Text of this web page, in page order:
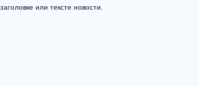
или тексте новости.